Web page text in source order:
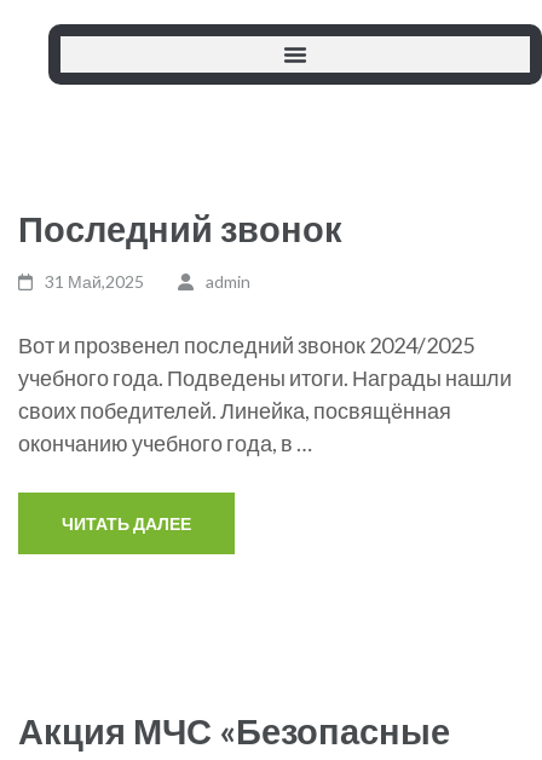
Последний звонок
31 Май,2025 admin
Вот и прозвенел последний звонок 2024/2025
учебного года. Подведены итоги. Награды нашли
своих победителей. Линейка, посвящённая
окончанию учебного года, в …
ЧИТАТЬ ДАЛЕЕ
Акция МЧС «Безопасные